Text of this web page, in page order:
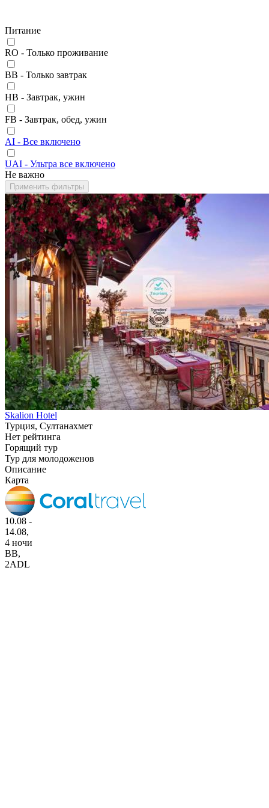
Питание
RO - Только проживание
BB - Только завтрак
HB - Завтрак, ужин
FB - Завтрак, обед, ужин
AI - Все включено
UAI - Ультра все включено
Не важно
Применить фильтры
Skalion Hotel
Турция, Султанахмет
Нет рейтинга
Горящий тур
Тур для молодоженов
Описание
Карта
10.08 -
14.08,
4 ночи
BB,
2ADL